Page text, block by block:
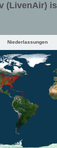
(LivenAir)
Niederlassungen